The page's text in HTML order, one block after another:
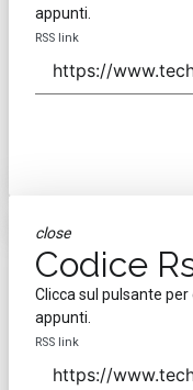
appunti.
RSS link
close
Codice
Clicca sul pulsante per
appunti.
RSS link